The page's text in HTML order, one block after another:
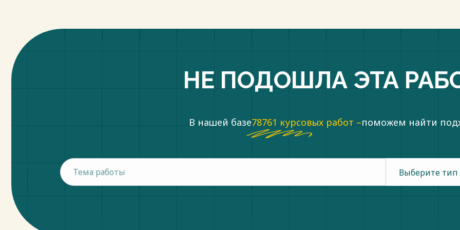
НЕ ПОДОШЛА ЭТА
В нашей базе78761 курсовых работ –поможем найти
Выберите тип